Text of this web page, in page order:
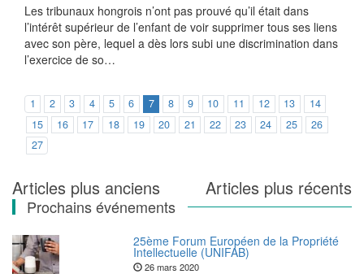
Les tribunaux hongrois n’ont pas prouvé qu’il était dans
l’intérêt supérieur de l’enfant de voir supprimer tous ses liens
avec son père, lequel a dès lors subi une discrimination dans
l’exercice de so…
1 2 3 4 5 6 7 8 9 10 11 12 13
14
15
16 17 18 19 20 21 22 23 24 25
26
27
Navigation
des
articles
Articles plus anciens Articles plus récents
Prochains événements
25ème Forum Européen de la Propriété
Intellectuelle (UNIFAB)
26 mars 2020